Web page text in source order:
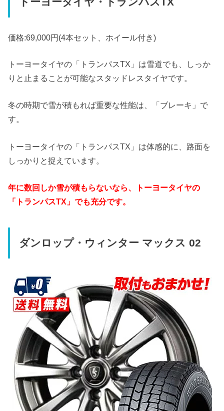
価格:69,000円(4本セット、ホイール付き)
トーヨータイヤの「トランパスTX」は雪道でも、しっか
りと止まることが可能なスタッドレスタイヤです。
冬の時期で雪が積もれば重要な性能は、「ブレーキ」で
す。
トーヨータイヤの「トランパスTX」は体感的に、路面を
しっかりと捉えています。
年に数回しか雪が積もらないなら、トーヨータイヤの
「トランパスTX」でも充分です。
ダンロップ・ウィンター マックス 02